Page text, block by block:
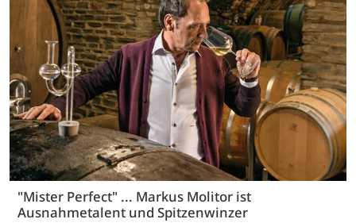
"Mister Perfect" ... Markus Molitor ist
Ausnahmetalent und Spitzenwinzer